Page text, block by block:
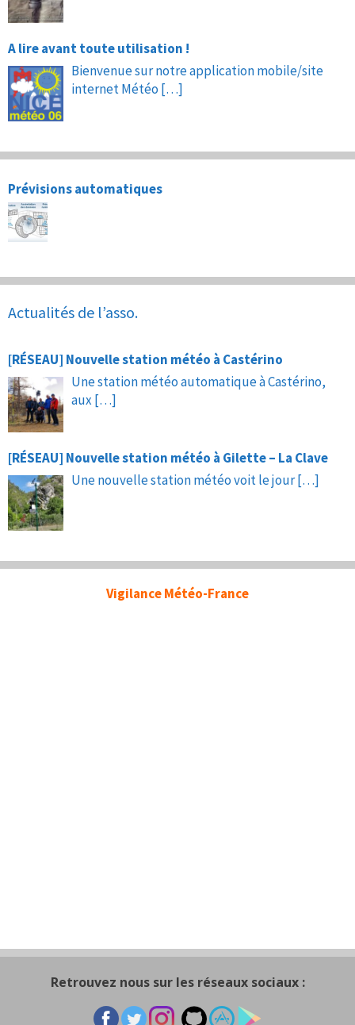
A lire avant toute utilisation !
Bienvenue sur notre application mobile/site
internet Météo […]
Prévisions automatiques
Actualités de l’asso.
[RÉSEAU] Nouvelle station météo à Castérino
Une station météo automatique à Castérino,
aux […]
[RÉSEAU] Nouvelle station météo à Gilette – La Clave
Une nouvelle station météo voit le jour[…]
Vigilance Météo-France
Retrouvez nous sur les réseaux sociaux :